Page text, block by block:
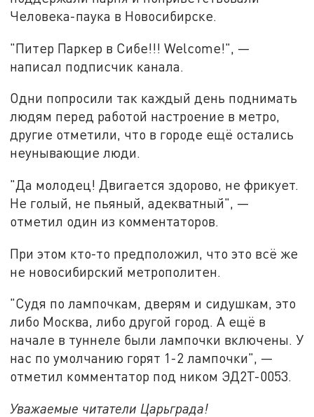
Человека-паука в Новосибирске.
"Питер Паркер в Сибе!!! Welcome!", —
написал подписчик канала.
Одни попросили так каждый день поднимать
людям перед работой настроение в метро,
другие отметили, что в городе ещё остались
неунывающие люди.
"Да молодец! Двигается здорово, не фрикует.
Не голый, не пьяный, адекватный", —
отметил один из комментаторов.
При этом кто-то предположил, что это всё же
не новосибирский метрополитен.
"Судя по лампочкам, дверям и сидушкам, это
либо Москва, либо другой город. А ещё в
начале в туннеле были лампочки включены. У
нас по умолчанию горят 1-2 лампочки", —
отметил комментатор под ником ЭД2Т-0053.
Уважаемые читатели Царьграда!